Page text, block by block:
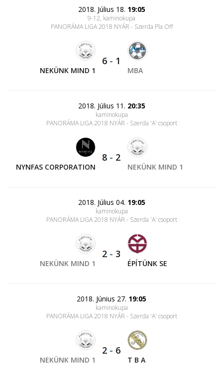
2018. Július 18. 19:05
9-12, kaminokupa
PANORÁMA LIGA 2018 NYÁR - Szerda Pla Off
NEKÜNK MIND 1
6 - 1
MBA
2018. Július 11. 20:35
kaminokupa
PANORÁMA LIGA 2018 NYÁR - Szerda 'A' csoport
NYNFAS CORPORATION
8 - 2
NEKÜNK MIND 1
2018. Július 04. 19:05
kaminokupa
PANORÁMA LIGA 2018 NYÁR - Szerda 'A' csoport
NEKÜNK MIND 1
2 - 3
ÉPÍTÜNK SE
2018. Június 27. 19:05
kaminokupa
PANORÁMA LIGA 2018 NYÁR - Szerda 'A' csoport
NEKÜNK MIND 1
2 - 6
T B A